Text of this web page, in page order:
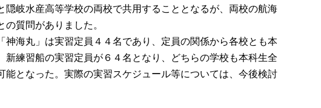
岐水産高等学校の両校で共用することとなるが、両校の航海
質問がありました。
海丸」は実習定員４４名であり、定員の関係から各校とも本
練習船の実習定員が６４名となり、どちらの学校も本科生全
となった。実際の実習スケジュール等については、今後検討